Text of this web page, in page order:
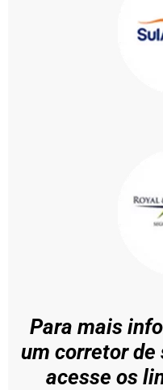
Para mais
um corretor de
acesse os